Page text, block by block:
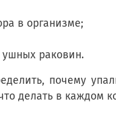
в организме;
раковин.
почему
делать в каждом